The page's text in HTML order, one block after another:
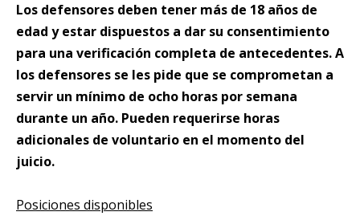
Los defensores deben tener más de 18 años de
edad y estar dispuestos a dar su consentimiento
para una verificación completa de antecedentes. A
los defensores se les pide que se comprometan a
servir un mínimo de ocho horas por semana
durante un año. Pueden requerirse horas
adicionales de voluntario en el momento del
juicio.
Posiciones disponibles